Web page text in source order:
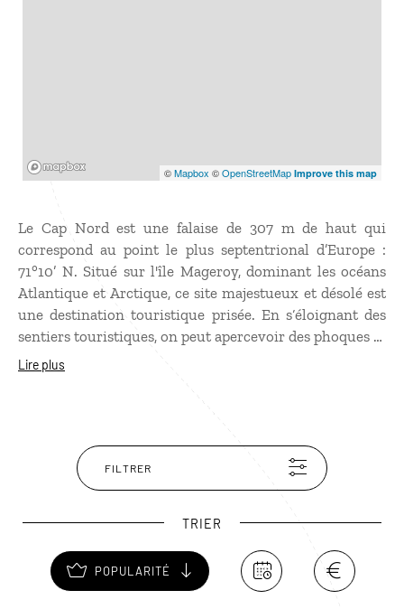
©Mapbox ©OpenStreetMap Improve this map
Le Cap Nord est une falaise de 307 m de haut qui
correspond au point le plus septentrional d’Europe :
71°10’ N. Situé sur l'île Mageroy, dominant les océans
Atlantique et Arctique, ce site majestueux et désolé est
une destination touristique prisée. En s‘éloignant des
sentiers touristiques, on peut apercevoir des phoques et
de nombreux oiseaux. Très froid en hiver, aux
Lire plus
FILTRER
TRIER
POPULARITÉ